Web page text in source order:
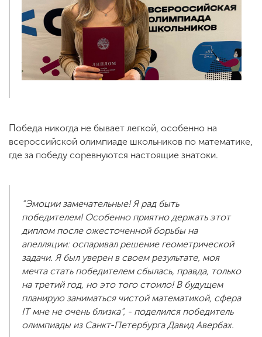
Победа никогда не бывает легкой, особенно на
всероссийской олимпиаде школьников по математике,
где за победу соревнуются настоящие знатоки.
“Эмоции замечательные! Я рад быть
победителем! Особенно приятно держать этот
диплом после ожесточенной борьбы на
апелляции: оспаривал решение геометрической
задачи. Я был уверен в своем результате, моя
мечта стать победителем сбылась, правда, только
на третий год, но это того стоило! В будущем
планирую заниматься чистой математикой, сфера
IT мне не очень близка”, - поделился победитель
олимпиады из Санкт-Петербурга Давид Авербах.